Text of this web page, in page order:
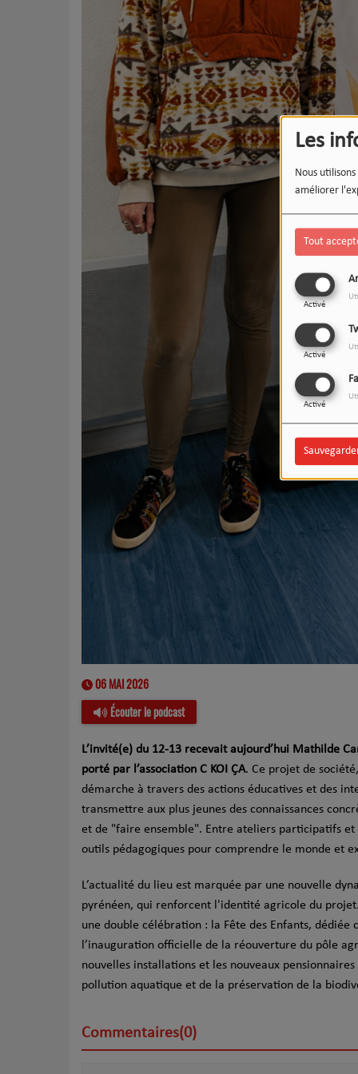
Les
Nous
améliorer
Tout
Activé
Activé
Activé
06 MAI 2026
Écouter le podcast
L’invité(e) du 12-13 recevait aujourd’hui Mathilde
porté par l’association C KOI ÇA. Ce projet de
démarche à travers des actions éducatives et des
transmettre aux plus jeunes des connaissances
et de "faire ensemble". Entre ateliers participatifs et
outils pédagogiques pour comprendre le monde et
L’actualité du lieu est marquée par une nouvelle
pyrénéen, qui renforcent l'identité agricole du
une double célébration : la Fête des Enfants, dédiée
l’inauguration officielle de la réouverture du pôle
nouvelles installations et les nouveaux
pollution aquatique et de la préservation de la
Commentaires(0)